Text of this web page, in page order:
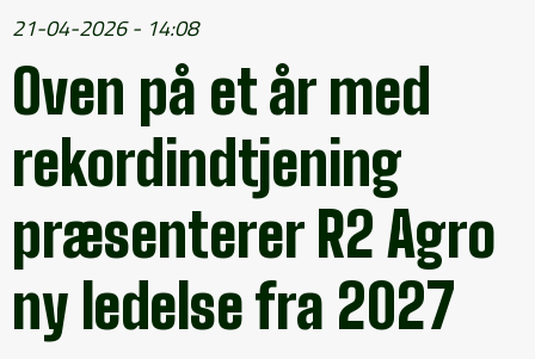
21-04-2026 - 14:08
Oven på et år med
rekordindtjening
præsenterer R2 Agro
ny ledelse fra 2027